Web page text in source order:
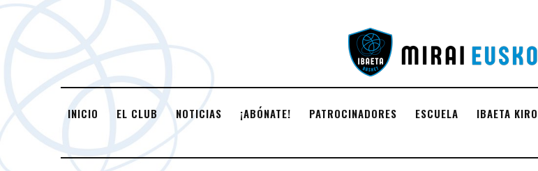
INICIO EL CLUB NOTICIAS ¡ABÓNATE! PATROCINADORES ESCUELA IBAETA